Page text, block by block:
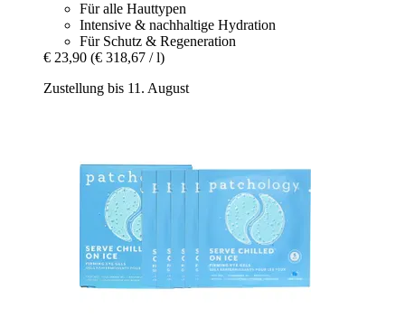
Für alle Hauttypen
Intensive & nachhaltige Hydration
Für Schutz & Regeneration
€ 23,90 (€ 318,67 / l)
Zustellung bis 11. August